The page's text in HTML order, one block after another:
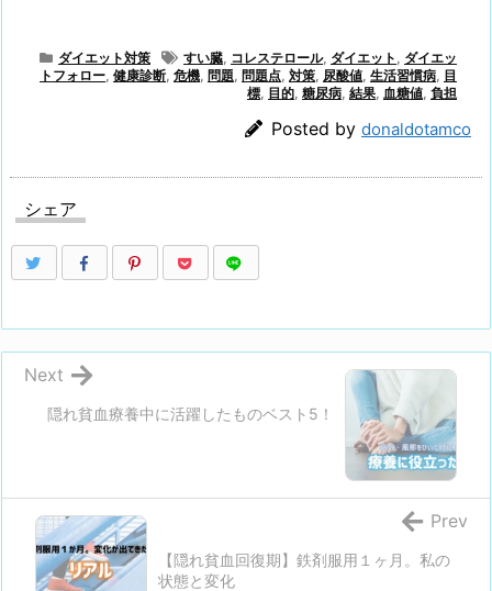
ダイエット対策 すい臓 コレステロール, ダイエット
ダイエッ
トフォロー 健康診断 危機 問題 問題点 対策 尿酸値 生活習慣病 目
標 目的 糖尿病 結果 血糖値 負担
Posted by donaldotamco
シェア
隠れ貧血療養中に活躍したものベスト5！
Next
【隠れ貧血回復期】鉄剤服用１ヶ月。私の
状態と変化
Prev